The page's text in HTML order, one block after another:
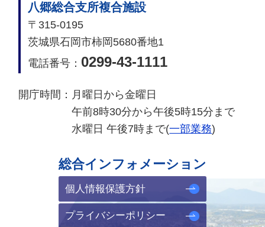
八郷総合支所複合施設
〒315-0195
茨城県石岡市柿岡5680番地1
電話番号： 0299-43-1111
開庁時間： 月曜日から金曜日
午前8時30分から午後5時15分まで
水曜日 午後7時まで(一部業務)
総合インフォメーション
個人情報保護方針
プライバシーポリシー